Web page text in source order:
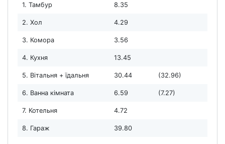
1. Тамбур 8.35
2. Хол 4.29
3. Комора 3.56
4. Кухня 13.45
5. Вітальня + їдальня 30.44 (32.96)
6. Ванна кімната 6.59 (7.27)
7. Котельня 4.72
8. Гараж 39.80